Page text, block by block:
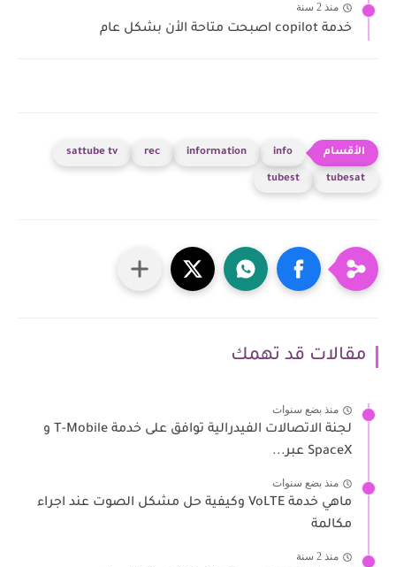
منذ 2 سنة
خدمة copilot اصبحت متاحة الأن بشكل عام
info
information
rec
sattube tv
tubesat
tubest
مقالات قد تهمك
منذ بضع سنوات
لجنة الاتصالات الفيدرالية توافق على خدمة T-Mobile و
SpaceX عبر...
منذ بضع سنوات
ماهي خدمة VoLTE وكيفية حل مشكل الصوت عند اجراء
مكالمة
منذ 2 سنة